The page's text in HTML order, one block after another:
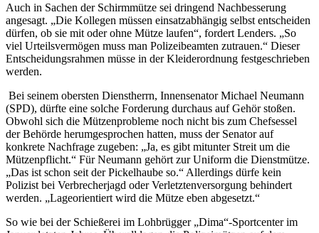
Auch in Sachen der Schirmmütze sei dringend Nachbesserung
angesagt. „Die Kollegen müssen einsatzabhängig selbst entscheiden
dürfen, ob sie mit oder ohne Mütze laufen“, fordert Lenders. „So
viel Urteilsvermögen muss man Polizeibeamten zutrauen.“ Dieser
Entscheidungsrahmen müsse in der Kleiderordnung festgeschrieben
werden.
Bei seinem obersten Dienstherrn, Innensenator Michael Neumann
(SPD), dürfte eine solche Forderung durchaus auf Gehör stoßen.
Obwohl sich die Mützenprobleme noch nicht bis zum Chefsessel
der Behörde herumgesprochen hatten, muss der Senator auf
konkrete Nachfrage zugeben: „Ja, es gibt mitunter Streit um die
Mützenpflicht.“ Für Neumann gehört zur Uniform die Dienstmütze.
„Das ist schon seit der Pickelhaube so.“ Allerdings dürfe kein
Polizist bei Verbrecherjagd oder Verletztenversorgung behindert
werden. „Lageorientiert wird die Mütze eben abgesetzt.“
So wie bei der Schießerei im Lohbrügger „Dima“-Sportcenter im